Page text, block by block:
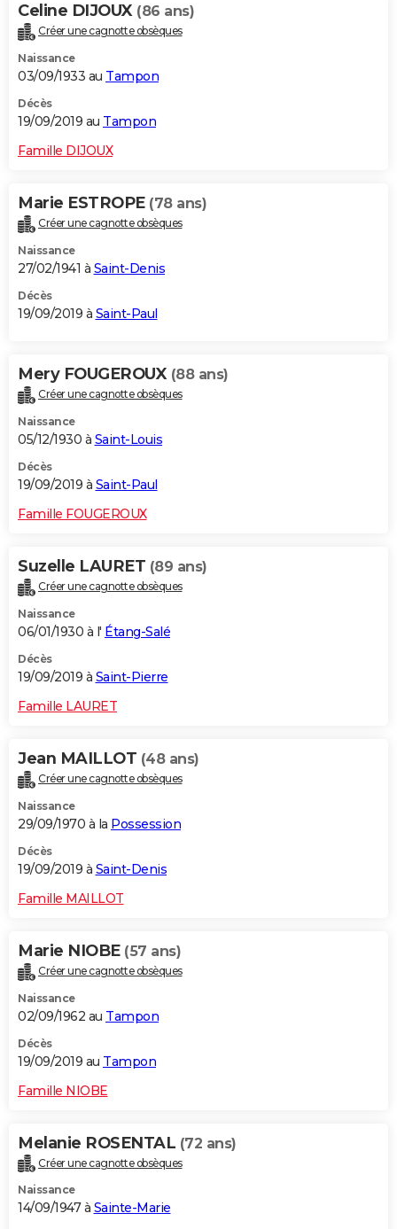
Celine DIJOUX (86 ans)
Créer une cagnotte obsèques
Naissance
03/09/1933 au Tampon
Décès
19/09/2019 au Tampon
Famille DIJOUX
Marie ESTROPE (78 ans)
Créer une cagnotte obsèques
Naissance
27/02/1941 à Saint-Denis
Décès
19/09/2019 à Saint-Paul
Mery FOUGEROUX (88 ans)
Créer une cagnotte obsèques
Naissance
05/12/1930 à Saint-Louis
Décès
19/09/2019 à Saint-Paul
Famille FOUGEROUX
Suzelle LAURET (89 ans)
Créer une cagnotte obsèques
Naissance
06/01/1930 à l' Étang-Salé
Décès
19/09/2019 à Saint-Pierre
Famille LAURET
Jean MAILLOT (48 ans)
Créer une cagnotte obsèques
Naissance
29/09/1970 à la Possession
Décès
19/09/2019 à Saint-Denis
Famille MAILLOT
Marie NIOBE (57 ans)
Créer une cagnotte obsèques
Naissance
02/09/1962 au Tampon
Décès
19/09/2019 au Tampon
Famille NIOBE
Melanie ROSENTAL (72 ans)
Créer une cagnotte obsèques
Naissance
14/09/1947 à Sainte-Marie